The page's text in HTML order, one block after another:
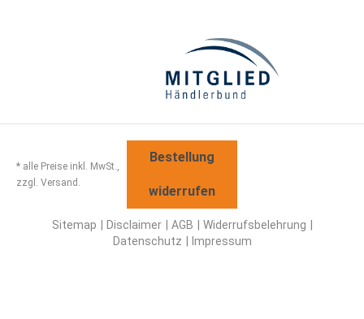
* alle Preise inkl. MwSt.,
zzgl. Versand.
Bestellung
widerrufen
Sitemap Disclaimer AGB
Widerrufsbelehrung
Datenschutz
Impressum